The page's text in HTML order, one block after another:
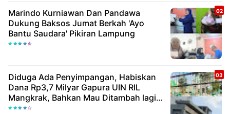
Marindo Kurniawan Dan Pandawa
Dukung Baksos Jumat Berkah 'Ayo
Bantu Saudara' Pikiran Lampung
Diduga Ada Penyimpangan, Habiskan
Dana Rp3,7 Milyar Gapura UIN RIL
Mangkrak, Bahkan Mau Ditambah lagi 7
Milyar